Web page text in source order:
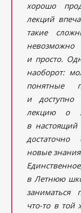
хорошо
лекций
такие
и просто.
наоборот:
понятные
и доступно
лекцию о
в настоящий
новые знания
в Летнюю
заниматься
что-то в